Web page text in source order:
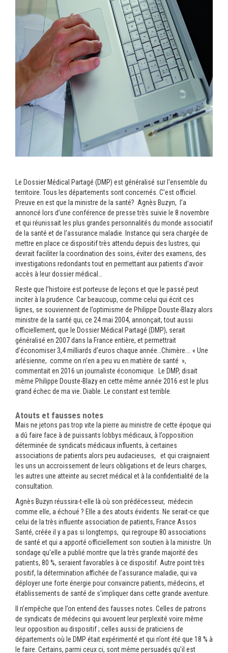
Le Dossier Médical Partagé (DMP) est généralisé sur l'ensemble du
territoire. Tous les départements sont concernés. C’est officiel.
Preuve en est que la ministre de la santé? Agnès Buzyn, l’a
annoncé lors d’une conférence de presse très suivie le 8 novembre
et qui réunissait les plus grandes personnalités du monde associatif
de la santé et de l’assurance maladie. Instance qui sera chargée de
mettre en place ce dispositif très attendu depuis des lustres, qui
devrait faciliter la coordination des soins, éviter des examens, des
investigations redondants tout en permettant aux patients d’avoir
accès à leur dossier médical…
Reste que l’histoire est porteuse de leçons et que le passé peut
inciter à la prudence. Car beaucoup, comme celui qui écrit ces
lignes, se souviennent de l’optimisme de Philippe Douste-Blazy alors
ministre de la santé qui, ce 24 mai 2004, annonçait, tout aussi
officiellement, que le Dossier Médical Partagé (DMP), serait
généralisé en 2007 dans la France entière, et permettrait
d’économiser 3,4 milliards d’euros chaque année…Chimère…. « Une
arlésienne, comme on n’en a peu vu en matière de santé »,
commentait en 2016 un journaliste économique. Le DMP, disait
même Philippe Douste-Blazy en cette même année 2016 est le plus
grand échec de ma vie. Diable. Le constant est terrible.
Atouts et fausses notes
Mais ne jetons pas trop vite la pierre au ministre de cette époque qui
a dû faire face à de puissants lobbys médicaux, à l’opposition
déterminée de syndicats médicaux influents, à certaines
associations de patients alors peu audacieuses, et qui craignaient
les uns un accroissement de leurs obligations et de leurs charges,
les autres une atteinte au secret médical et à la confidentialité de la
consultation.
Agnès Buzyn réussira-t-elle là où son prédécesseur, médecin
comme elle, a échoué ? Elle a des atouts évidents. Ne serait-ce que
celui de la très influente association de patients, France Assos
Santé, créée il y a pas si longtemps, qui regroupe 80 associations
de santé et qui a apporté officiellement son soutien à la ministre. Un
sondage qu’elle a publié montre que la très grande majorité des
patients, 80 %, seraient favorables à ce dispositif. Autre point très
positif, la détermination affichée de l’assurance maladie, qui va
déployer une forte énergie pour convaincre patients, médecins, et
établissements de santé de s’impliquer dans cette grande aventure.
Il n’empêche que l’on entend des fausses notes. Celles de patrons
de syndicats de médecins qui avouent leur perplexité voire même
leur opposition au dispositif ; celles aussi de praticiens de
départements où le DMP était expérimenté et qui n’ont été que 18 % à
le faire. Certains, parmi ceux ci, sont même persuadés qu'il est